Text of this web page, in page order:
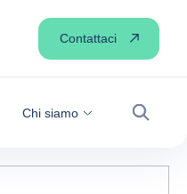
Chi siamo
Ricerca
Contattaci